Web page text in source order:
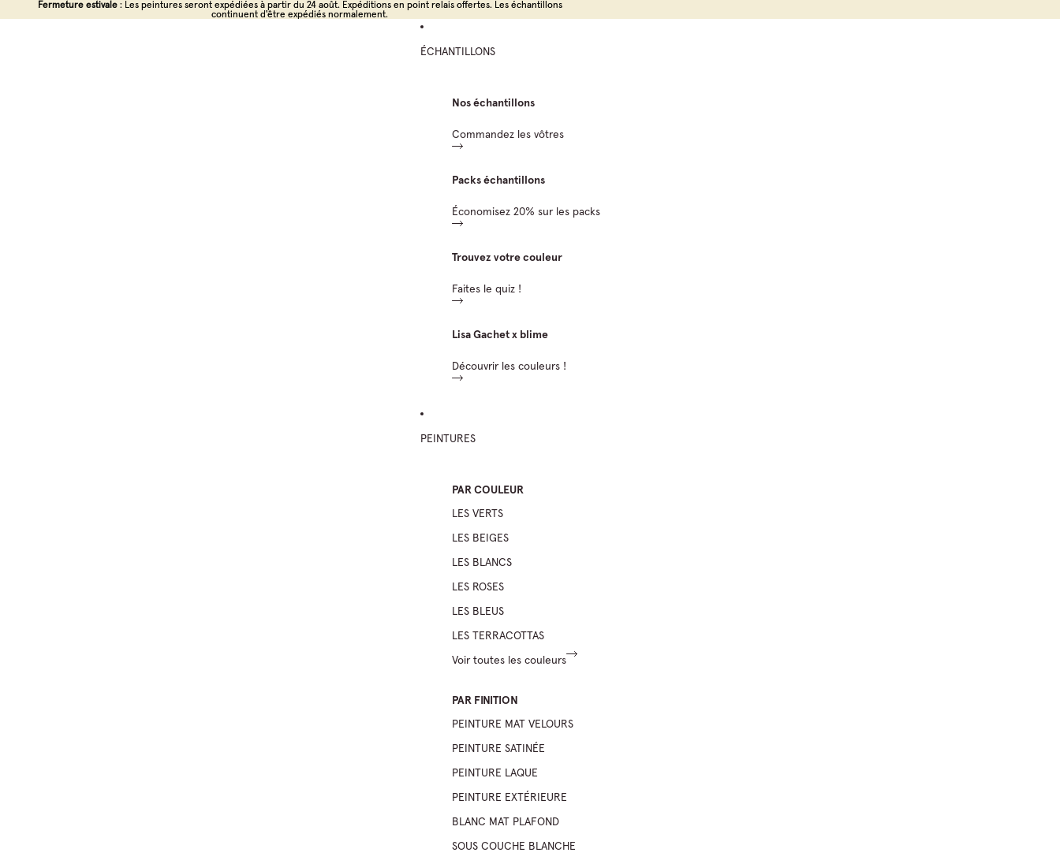
Fermeture estivale: Les peintures seront expédiées à partir du 24 août. Expéditions en point relais offertes. Les échantillons
continuent d'être expédiés normalement.
Fermeture estivale : Les peintures seront expédiées à partir du 24 août. Expéditions en point relais offertes. Les échantillons
continuent d'être expédiés normalement.
ÉCHANTILLONS
Nos échantillons
Commandez les vôtres
Packs échantillons
Économisez 20% sur les packs
Trouvez votre couleur
Faites le quiz !
Lisa Gachet x blime
Découvrir les couleurs !
PEINTURES
PAR COULEUR
LES VERTS
LES BEIGES
LES BLANCS
LES ROSES
LES BLEUS
LES TERRACOTTAS
Voir toutes les couleurs
PAR FINITION
PEINTURE MAT VELOURS
PEINTURE SATINÉE
PEINTURE LAQUE
PEINTURE EXTÉRIEURE
BLANC MAT PLAFOND
SOUS COUCHE BLANCHE